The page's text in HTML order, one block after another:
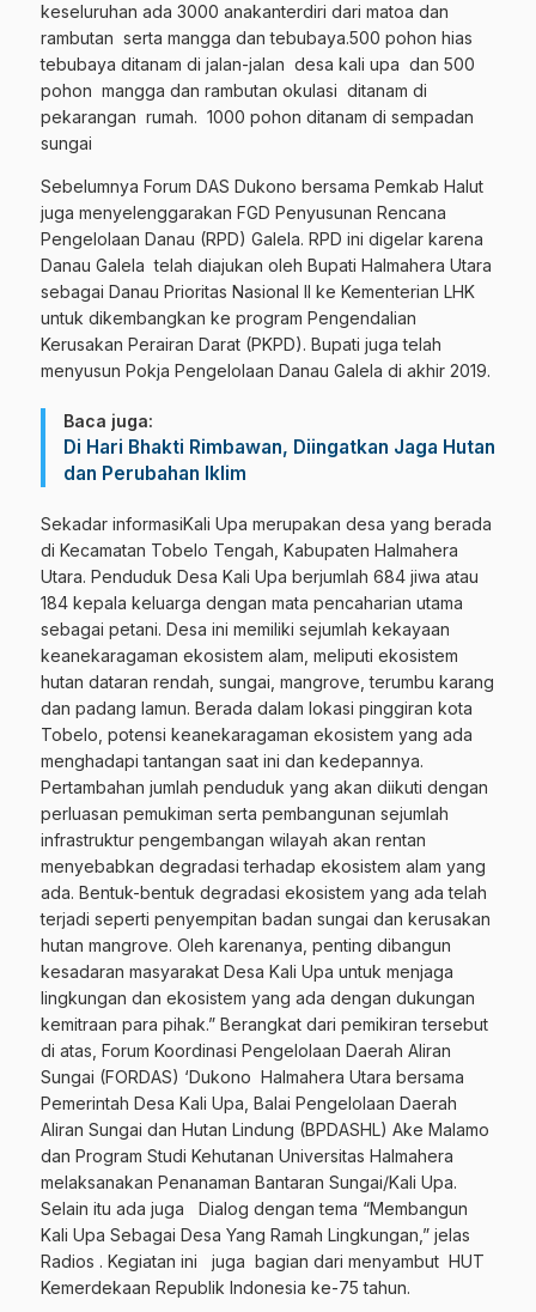
keseluruhan ada 3000 anakanterdiri dari matoa dan
rambutan serta mangga dan tebubaya.500 pohon hias
tebubaya ditanam di jalan-jalan desa kali upa dan 500
pohon mangga dan rambutan okulasi ditanam di
pekarangan rumah. 1000 pohon ditanam di sempadan
sungai
Sebelumnya Forum DAS Dukono bersama Pemkab Halut
juga menyelenggarakan FGD Penyusunan Rencana
Pengelolaan Danau (RPD) Galela. RPD ini digelar karena
Danau Galela telah diajukan oleh Bupati Halmahera Utara
sebagai Danau Prioritas Nasional II ke Kementerian LHK
untuk dikembangkan ke program Pengendalian
Kerusakan Perairan Darat (PKPD). Bupati juga telah
menyusun Pokja Pengelolaan Danau Galela di akhir 2019.
Baca juga:
Di Hari Bhakti Rimbawan, Diingatkan Jaga Hutan
dan Perubahan Iklim
Sekadar informasiKali Upa merupakan desa yang berada
di Kecamatan Tobelo Tengah, Kabupaten Halmahera
Utara. Penduduk Desa Kali Upa berjumlah 684 jiwa atau
184 kepala keluarga dengan mata pencaharian utama
sebagai petani. Desa ini memiliki sejumlah kekayaan
keanekaragaman ekosistem alam, meliputi ekosistem
hutan dataran rendah, sungai, mangrove, terumbu karang
dan padang lamun. Berada dalam lokasi pinggiran kota
Tobelo, potensi keanekaragaman ekosistem yang ada
menghadapi tantangan saat ini dan kedepannya.
Pertambahan jumlah penduduk yang akan diikuti dengan
perluasan pemukiman serta pembangunan sejumlah
infrastruktur pengembangan wilayah akan rentan
menyebabkan degradasi terhadap ekosistem alam yang
ada. Bentuk-bentuk degradasi ekosistem yang ada telah
terjadi seperti penyempitan badan sungai dan kerusakan
hutan mangrove. Oleh karenanya, penting dibangun
kesadaran masyarakat Desa Kali Upa untuk menjaga
lingkungan dan ekosistem yang ada dengan dukungan
kemitraan para pihak.” Berangkat dari pemikiran tersebut
di atas, Forum Koordinasi Pengelolaan Daerah Aliran
Sungai (FORDAS) ‘Dukono Halmahera Utara bersama
Pemerintah Desa Kali Upa, Balai Pengelolaan Daerah
Aliran Sungai dan Hutan Lindung (BPDASHL) Ake Malamo
dan Program Studi Kehutanan Universitas Halmahera
melaksanakan Penanaman Bantaran Sungai/Kali Upa.
Selain itu ada juga Dialog dengan tema “Membangun
Kali Upa Sebagai Desa Yang Ramah Lingkungan,” jelas
Radios . Kegiatan ini juga bagian dari menyambut HUT
Kemerdekaan Republik Indonesia ke-75 tahun.